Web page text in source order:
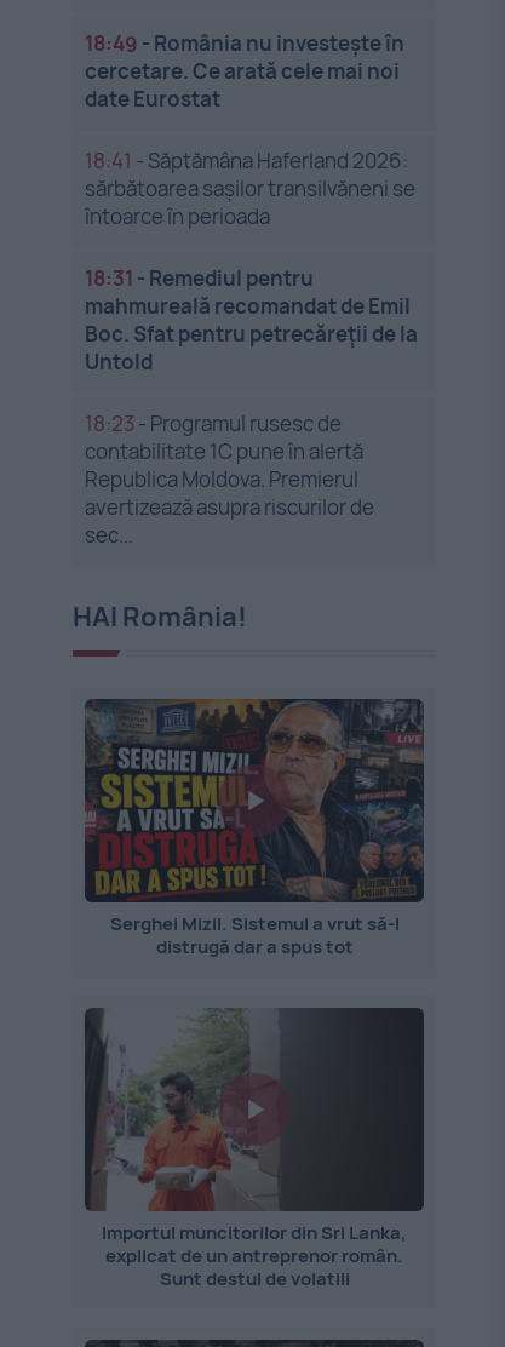
18:49 - România nu investește în
cercetare. Ce arată cele mai noi
date Eurostat
18:41 - Săptămâna Haferland 2026:
sărbătoarea sașilor transilvăneni se
întoarce în perioada
18:31 - Remediul pentru
mahmureală recomandat de Emil
Boc. Sfat pentru petrecăreții de la
Untold
18:23 - Programul rusesc de
contabilitate 1C pune în alertă
Republica Moldova. Premierul
avertizează asupra riscurilor de
sec...
HAI România!
Serghei Mizil. Sistemul a vrut să-l
distrugă dar a spus tot
Importul muncitorilor din Sri Lanka,
explicat de un antreprenor român.
Sunt destul de volatili